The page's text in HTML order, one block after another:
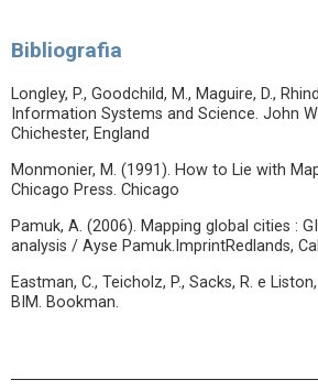
Bibliografia
Longley, P., Goodchild, M., Maguire, D.,
Information Systems and Science. John
Chichester, England
Monmonier, M. (1991). How to Lie with
Chicago Press. Chicago
Pamuk, A. (2006). Mapping global cities :
analysis / Ayse Pamuk.ImprintRedlands,
Eastman, C., Teicholz, P., Sacks, R. e
BIM. Bookman.